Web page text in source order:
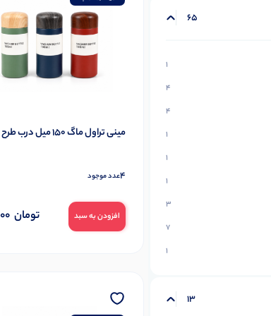
65
1
4
4
1
1
1
3
7
1
3
13
مینی تراول ماگ ۱۵۰ میل درب طرح چوب
4عدد موجود
افزودن به سبد تومان